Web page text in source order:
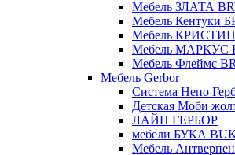
Мебель ЗЛАТА
Мебель Кентуки
Мебель
Мебель МАРКУС
Мебель Флеймс
Мебель Gerbor
Cистема Непо
Детская Моби
ЛАЙН ГЕРБОР
мебели БУКА
Мебель